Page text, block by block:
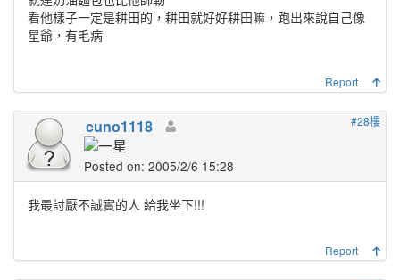
看他樣子一定是耕田的，耕田就好好耕田嘛，跑出來說自己像
星爺，有毛病
Report
#28樓
cuno1118
Posted on: 2005/2/6 15:28
我最討厭不誠實的人 給我坐下!!!
Report